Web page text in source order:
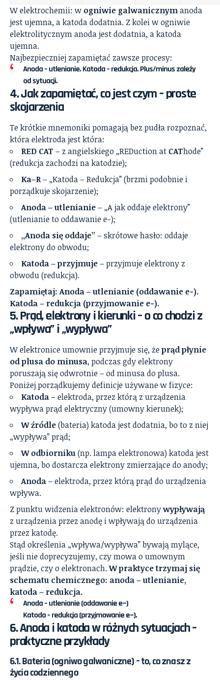
W elektrochemii: w ogniwie galwanicznymanoda
jest ujemna, a katoda dodatnia. Z kolei w ogniwie
elektrolitycznym anoda jest dodatnia, a katoda
ujemna.
Najbezpieczniej zapamiętać zawsze procesy:
Anoda – utlenianie. Katoda – redukcja.Plus/minus zależy
od sytuacji.
4. Jak zapamiętać, co jest czym – proste
skojarzenia
Te krótkie mnemoniki pomagają bez pudła rozpoznać,
która elektroda jest która:
RED CAT – z angielskiego „REDuction at CAThode”
(redukcja zachodzi na katodzie);
Ka–R– „Katoda – Redukcja” (brzmi podobnie i
porządkuje skojarzenie);
Anoda – utlenianie– „A jak oddaje elektrony”
(utlenianie to oddawanie e−);
„Anoda się oddaje” – skrótowe hasło: oddaje
elektrony do obwodu;
Katoda – przyjmuje– przyjmuje elektrony z
obwodu (redukcja).
Zapamiętaj: Anoda – utlenianie (oddawanie e−).
Katoda – redukcja (przyjmowanie e−).
5. Prąd, elektrony i kierunki – o co chodzi z
„wpływa” i „wypływa”
W elektronice umownie przyjmuje się, żeprąd płynie
od plusa do minusa, podczas gdy elektrony
poruszają się odwrotnie – od minusa do plusa.
Poniżej porządkujemy definicje używane w fizyce:
Katoda– elektroda, przez którą z urządzenia
wypływa prąd elektryczny (umowny kierunek);
W źródle(bateria) katoda jest dodatnia, bo to z niej
„wypływa” prąd;
W odbiorniku(np. lampa elektronowa) katoda jest
ujemna, bo dostarcza elektrony zmierzające do anody;
Anoda– elektroda, przez którą prąd do urządzenia
wpływa.
Z punktu widzenia elektronów: elektronywypływają
z urządzenia przez anodę i wpływają do urządzenia
przez katodę.
Stąd określenia „wpływa/wypływa” bywają mylące,
jeśli nie doprecyzujemy, czy mowa o umownym
prądzie, czy o elektronach.W praktyce trzymaj się
schematu chemicznego: anoda – utlenianie,
katoda – redukcja.
Anoda – utlenianie (oddawanie e−)
Katoda – redukcja (przyjmowanie e−).
6. Anoda i katoda w różnych sytuacjach –
praktyczne przykłady
6.1. Bateria (ogniwo galwaniczne) – to, co znasz z
życia codziennego